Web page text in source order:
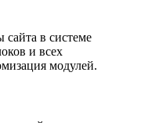
сайта в системе
и всех
модулей.